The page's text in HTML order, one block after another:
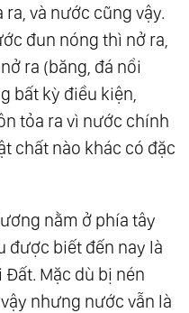
Của Tình Yêu
Trí Hợp Nhất
Là Cốt Lõi
Chạm Điểm Cân
Hóa Năng Lượng
Kỷ Nguyên Mới
và nước cũng vậy.
đun nóng thì nở ra,
ra (băng, đá nổi
bất kỳ điều kiện,
tỏa ra vì nước chính
chất nào khác có đặc
nằm ở phía tây
được biết đến nay là
Đất. Mặc dù bị nén
nhưng nước vẫn là